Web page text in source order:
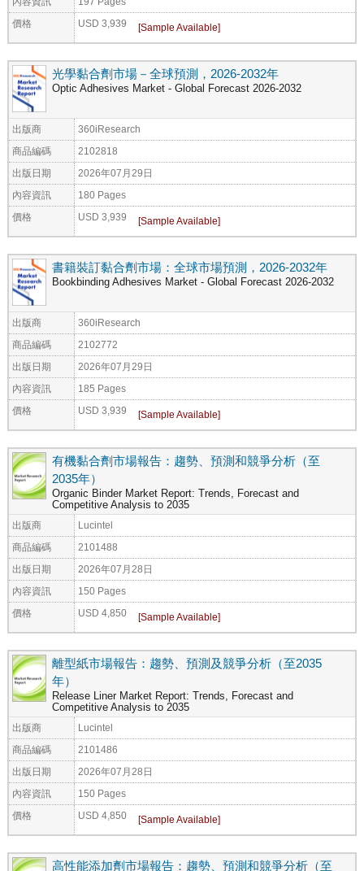
價格 USD 3,939
光學黏合劑市場－全球預測，2026-2032年
Optic Adhesives Market - Global Forecast 2026-2032
出版商 360iResearch
商品編碼 2102818
出版日期 2026年07月29日
內容資訊 180 Pages
價格 USD 3,939
書籍裝訂黏合劑市場：全球市場預測，2026-2032年
Bookbinding Adhesives Market - Global Forecast 2026-2032
出版商 360iResearch
商品編碼 2102772
出版日期 2026年07月29日
內容資訊 185 Pages
價格 USD 3,939
有機黏合劑市場報告：趨勢、預測和競爭分析（至
2035年）
Organic Binder Market Report: Trends, Forecast and
Competitive Analysis to 2035
出版商 Lucintel
商品編碼 2101488
出版日期 2026年07月28日
內容資訊 150 Pages
價格 USD 4,850
離型紙市場報告：趨勢、預測及競爭分析（至2035
年）
Release Liner Market Report: Trends, Forecast and
Competitive Analysis to 2035
出版商 Lucintel
商品編碼 2101486
出版日期 2026年07月28日
內容資訊 150 Pages
價格 USD 4,850
高性能添加劑市場報告：趨勢、預測和競爭分析（至